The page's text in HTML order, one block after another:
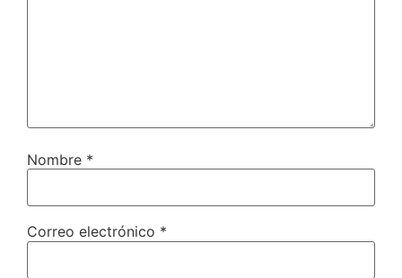
Nombre *
Correo electrónico *